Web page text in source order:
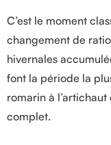
C’est le moment
changement de
hivernales
font la période la
romarin à
complet.